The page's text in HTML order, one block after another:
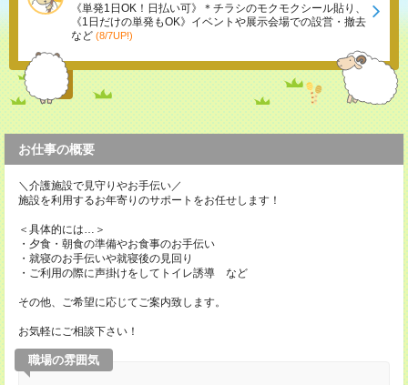
《単発1日OK！日払い可》＊チラシのモクモクシール貼り、
《1日だけの単発もOK》イベントや展示会場での設営・撤去
など (8/7UP!)
お仕事の概要
＼介護施設で見守りやお手伝い／
施設を利用するお年寄りのサポートをお任せします！
＜具体的には…＞
・夕食・朝食の準備やお食事のお手伝い
・就寝のお手伝いや就寝後の見回り
・ご利用の際に声掛けをしてトイレ誘導 など
その他、ご希望に応じてご案内致します。
お気軽にご相談下さい！
職場の雰囲気